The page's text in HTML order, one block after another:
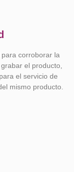
corroborar la
el producto,
el servicio de
mismo producto.